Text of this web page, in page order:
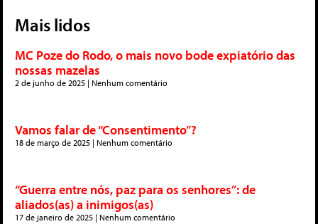
Mais lidos
MC Poze do Rodo, o mais novo bode expiatório das
nossas mazelas
2 de junho de 2025 Nenhum comentário
Vamos falar de “Consentimento”?
18 de março de 2025 Nenhum comentário
“Guerra entre nós, paz para os senhores”: de
aliados(as) a inimigos(as)
17 de janeiro de 2025 Nenhum comentário